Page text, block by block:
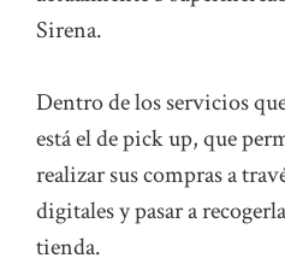
Sirena.
Dentro de los servicios
está el de pick up, que
realizar sus compras a
digitales y pasar a
tienda.